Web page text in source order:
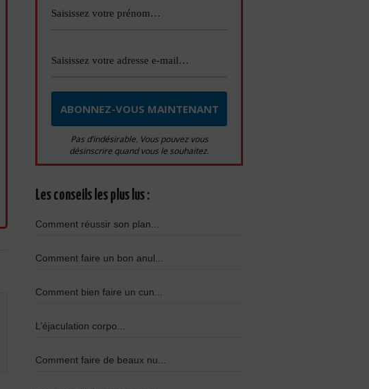
Pas d’indésirable. Vous pouvez vous
désinscrire quand vous le souhaitez.
Les conseils les plus lus :
Comment réussir son plan...
Comment faire un bon anul...
Comment bien faire un cun...
L’éjaculation corpo...
Comment faire de beaux nu...